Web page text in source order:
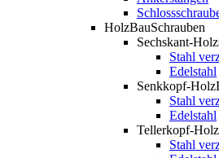
HolzBauSchrauben
Sechskant-
Stahl
Edelstahl
Senkkopf-
Stahl
Edelstahl
Tellerkopf-
Stahl